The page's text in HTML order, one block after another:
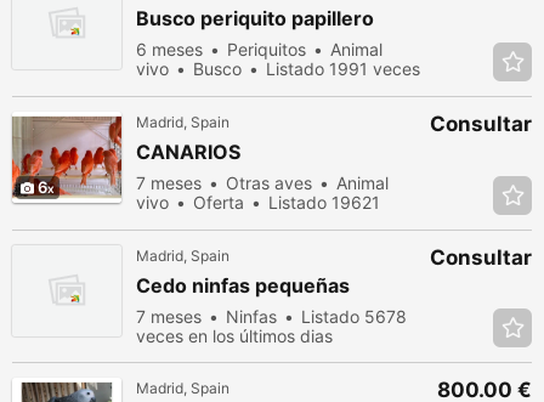
Busco periquito papillero
6 meses Periquitos
Animal
vivo
Busco
Listado 1991 veces
6
Madrid, Spain
CANARIOS
7 meses Otras aves
Animal
vivo
Oferta
Listado 19621
Consultar
Madrid, Spain
Cedo ninfas pequeñas
7 meses Ninfas
Listado 5678
veces en los últimos dias
Consultar
Madrid, Spain 800.00 €